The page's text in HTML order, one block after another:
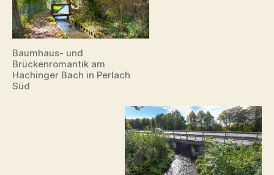
Baumhaus- und
Brückenromantik am
Hachinger Bach in Perlach
Süd